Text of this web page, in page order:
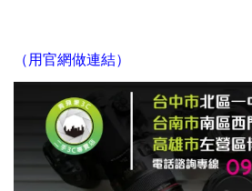
（用官網做連結）